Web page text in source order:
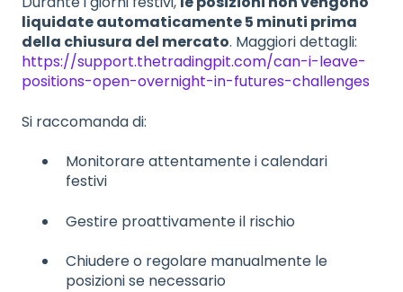
liquidate automaticamente 5 minuti prima
della chiusura del mercato. Maggiori dettagli:
https://support.thetradingpit.com/can-i-leave-
positions-open-overnight-in-futures-challenges
Si raccomanda di:
Monitorare attentamente i calendari
festivi
Gestire proattivamente il rischio
Chiudere o regolare manualmente le
posizioni se necessario